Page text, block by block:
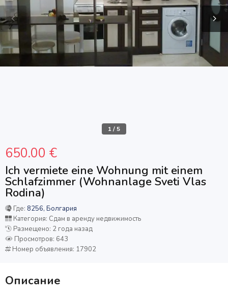
1/5
Ich vermiete eine Wohnung mit einem
Schlafzimmer (Wohnanlage Sveti Vlas
Rodina)
650.00 €
Где: 8256, Болгария
Категория: Сдам в аренду недвижимость
Размещено: 2 года назад
Просмотров: 643
Номер объявления: 17902
Описание